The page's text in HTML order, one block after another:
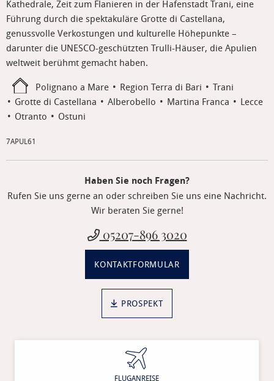
Kathedrale, Zeit zum Flanieren in der Hafenstadt Trani, eine
Führung durch die spektakuläre Grotte di Castellana,
genussvolle Verkostungen und kulturelle Höhepunkte –
darunter die UNESCO-geschützten Trulli-Häuser, die Apulien
weltweit berühmt gemacht haben.
Polignano a Mare
Region Terra di Bari
Trani
Grotte di Castellana
Alberobello Martina Franca
Lecce
Otranto
Ostuni
7APUL61
Haben Sie noch Fragen?
Rufen Sie uns gerne an oder schreiben Sie uns eine Nachricht.
Wir beraten Sie gerne!
05207-896 3020
KONTAKTFORMULAR
PROSPEKT